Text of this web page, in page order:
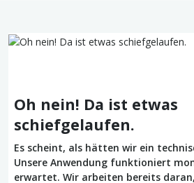
Oh nein! Da ist etwas
schiefgelaufen.
Es scheint, als hätten wir ein
Unsere Anwendung funktioniert
erwartet. Wir arbeiten bereits